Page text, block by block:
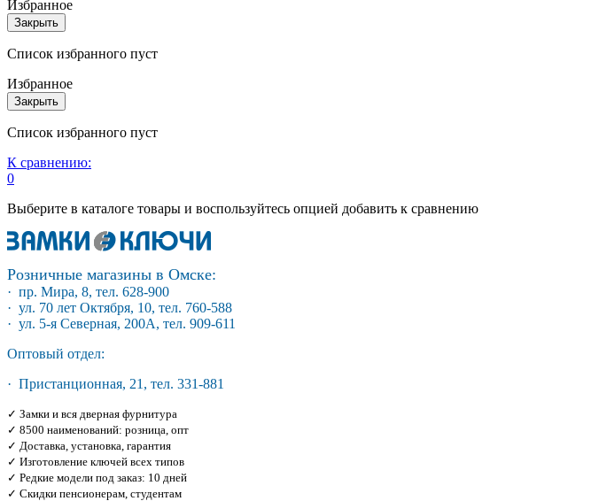
Избранное
Закрыть
Список избранного пуст
Избранное
Закрыть
Список избранного пуст
К сравнению:
0
Выберите в каталоге товары и воспользуйтесь опцией добавить к сравнению
Розничные магазины в Омске:
· пр. Мира, 8, тел. 628-900
· ул. 70 лет Октября, 10, тел. 760-588
· ул. 5-я Северная, 200А, тел. 909-611
Оптовый отдел:
· Пристанционная, 21, тел. 331-881
✓ Замки и вся дверная фурнитура
✓ 8500 наименований: розница, опт
✓ Доставка, установка, гарантия
✓ Изготовление ключей всех типов
✓ Редкие модели под заказ: 10 дней
✓ Скидки пенсионерам, студентам